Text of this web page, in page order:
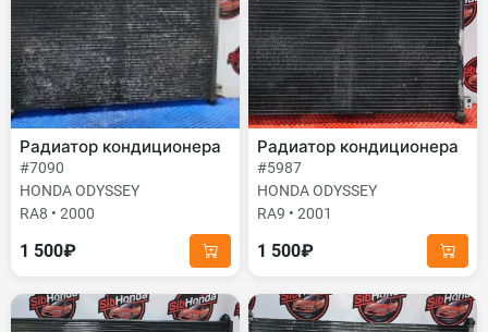
Радиатор кондиционера
#7090
HONDA ODYSSEY
RA8 • 2000
1 500₽
Радиатор кондиционера
#5987
HONDA ODYSSEY
RA9 • 2001
1 500₽